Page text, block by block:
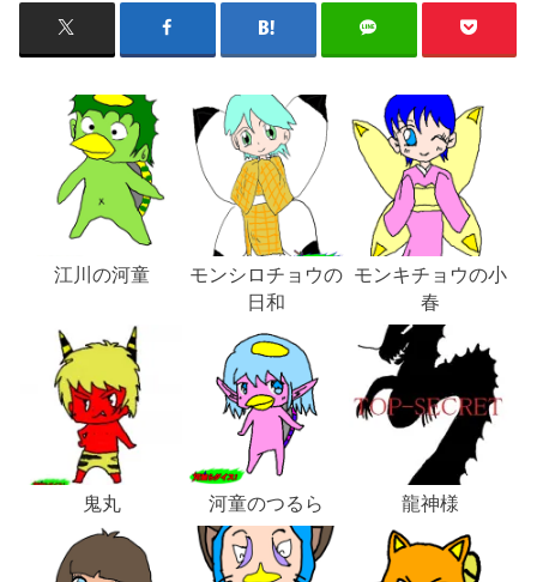
江川の河童
モンシロチョウの
日和
モンキチョウの小
春
鬼丸 河童のつるら 龍神様